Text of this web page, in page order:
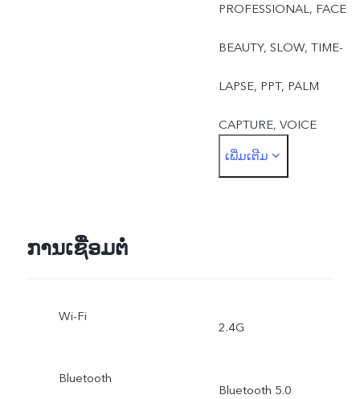
PROFESSIONAL, FACE
BEAUTY, SLOW, TIME-
LAPSE, PPT, PALM
CAPTURE, VOICE
CONTROL, PORTRAIT
ເພີ່ມເຕີມ
ການເຊື່ອມຕໍ່
Wi-Fi
2.4G
Bluetooth
Bluetooth 5.0